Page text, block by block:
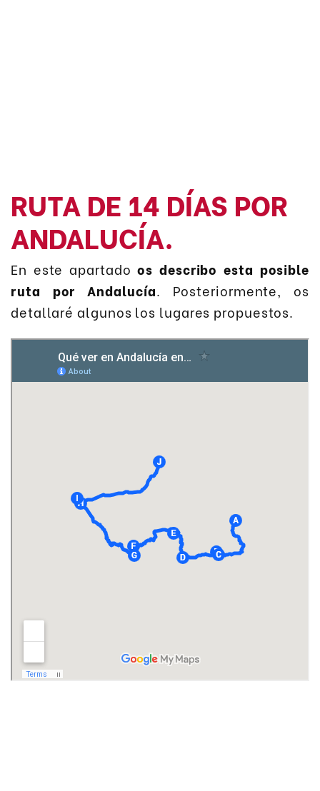
RUTA DE 14 DÍAS POR
ANDALUCÍA.
En este apartadoos describo esta posible
ruta por Andalucía. Posteriormente, os
detallaré algunos los lugares propuestos.